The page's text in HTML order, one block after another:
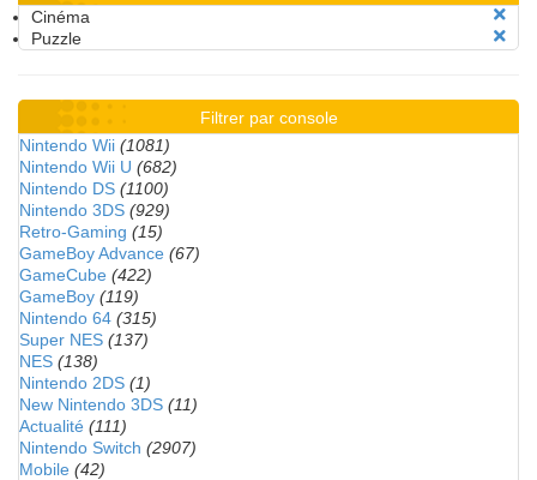
Cinéma
Puzzle
Filtrer par console
Nintendo Wii (1081)
Nintendo Wii U (682)
Nintendo DS (1100)
Nintendo 3DS (929)
Retro-Gaming (15)
GameBoy Advance (67)
GameCube (422)
GameBoy (119)
Nintendo 64 (315)
Super NES (137)
NES (138)
Nintendo 2DS (1)
New Nintendo 3DS (11)
Actualité (111)
Nintendo Switch (2907)
Mobile (42)